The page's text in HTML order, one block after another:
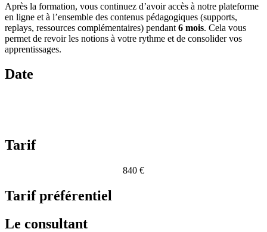
Après la formation, vous continuez d’avoir accès à notre plateforme
en ligne et à l’ensemble des contenus pédagogiques (supports,
replays, ressources complémentaires) pendant 6 mois. Cela vous
permet de revoir les notions à votre rythme et de consolider vos
apprentissages.
Date
Tarif
840 €
Tarif préférentiel
Le consultant